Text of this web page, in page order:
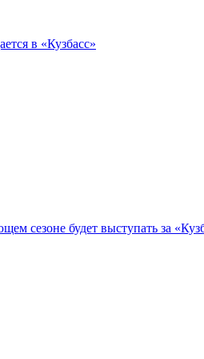
в «Кузбасс»
сезоне будет выступать за